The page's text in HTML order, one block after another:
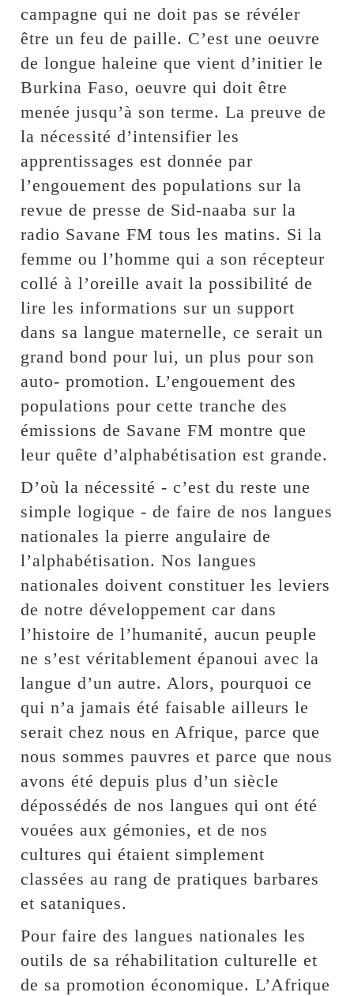
campagne qui ne doit pas se révéler
être un feu de paille. C’est une oeuvre
de longue haleine que vient d’initier le
Burkina Faso, oeuvre qui doit être
menée jusqu’à son terme. La preuve de
la nécessité d’intensifier les
apprentissages est donnée par
l’engouement des populations sur la
revue de presse de Sid-naaba sur la
radio Savane FM tous les matins. Si la
femme ou l’homme qui a son récepteur
collé à l’oreille avait la possibilité de
lire les informations sur un support
dans sa langue maternelle, ce serait un
grand bond pour lui, un plus pour son
auto- promotion. L’engouement des
populations pour cette tranche des
émissions de Savane FM montre que
leur quête d’alphabétisation est grande.
D’où la nécessité - c’est du reste une
simple logique - de faire de nos langues
nationales la pierre angulaire de
l’alphabétisation. Nos langues
nationales doivent constituer les leviers
de notre développement car dans
l’histoire de l’humanité, aucun peuple
ne s’est véritablement épanoui avec la
langue d’un autre. Alors, pourquoi ce
qui n’a jamais été faisable ailleurs le
serait chez nous en Afrique, parce que
nous sommes pauvres et parce que nous
avons été depuis plus d’un siècle
dépossédés de nos langues qui ont été
vouées aux gémonies, et de nos
cultures qui étaient simplement
classées au rang de pratiques barbares
et sataniques.
Pour faire des langues nationales les
outils de sa réhabilitation culturelle et
de sa promotion économique. L’Afrique